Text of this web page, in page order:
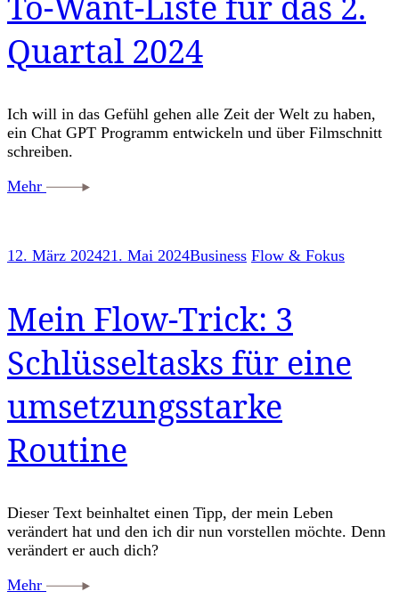
Quartal 2024
Ich will in das Gefühl gehen alle Zeit der Welt zu haben,
ein Chat GPT Programm entwickeln und über Filmschnitt
schreiben.
Mehr
12. März 202421. Mai 2024Business Flow & Fokus
Mein Flow-Trick: 3
Schlüsseltasks für eine
umsetzungsstarke
Routine
Dieser Text beinhaltet einen Tipp, der mein Leben
verändert hat und den ich dir nun vorstellen möchte. Denn
verändert er auch dich?
Mehr